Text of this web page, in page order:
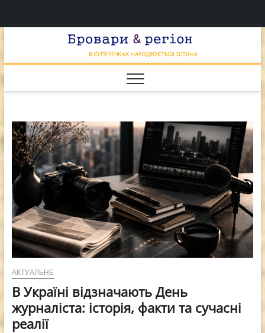
НАРОДЖУЄТЬСЯ
АКТУАЛЬНЕ
В Україні відзначають День
журналіста: історія, факти та сучасні
реалії